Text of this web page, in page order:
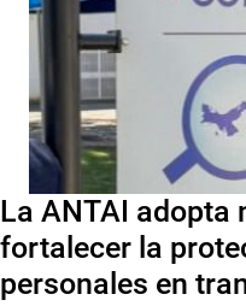
La ANTAI adopta
fortalecer la
personales en